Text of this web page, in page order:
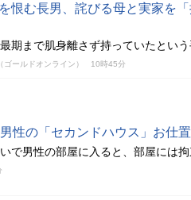
恨む長男、詫びる母と実家を
期まで肌身離さず持っていたとい
ールドオンライン） 10時45分
性の「セカンドハウス」お仕
で男性の部屋に入ると、部屋には